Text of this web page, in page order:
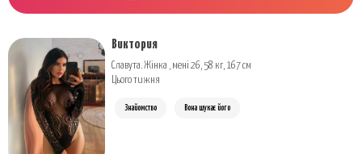
Виктория
Славута. Жінка , мені 26, 58 кг, 167 см
Цього тижня
Знайомство Вона шукає його